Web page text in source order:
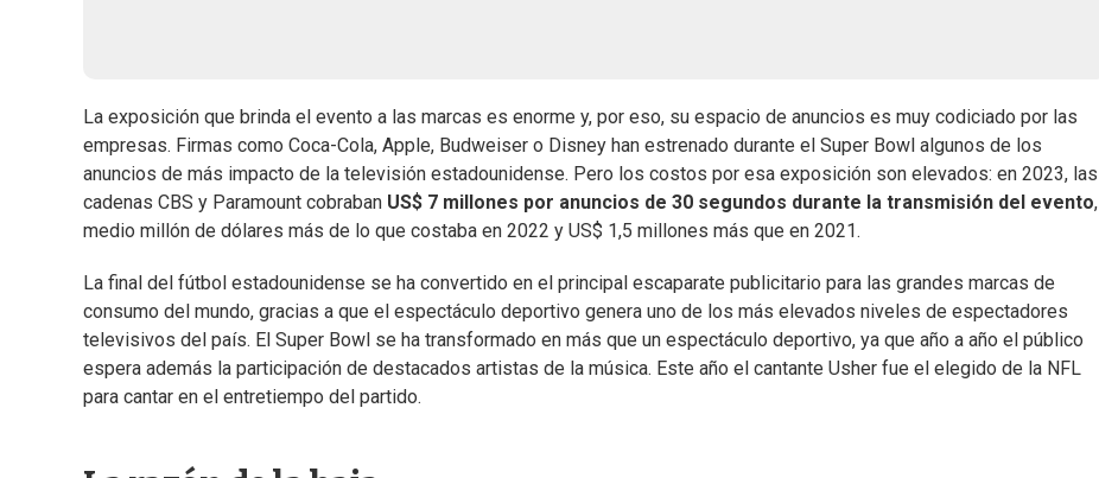
La exposición que brinda el evento a las marcas es enorme y, por eso, su espacio de anuncios es muy codiciado por las
empresas. Firmas como Coca-Cola, Apple, Budweiser o Disney han estrenado durante el Super Bowl algunos de los
anuncios de más impacto de la televisión estadounidense. Pero los costos por esa exposición son elevados: en 2023, las
cadenas CBS y Paramount cobraban US$ 7 millones por anuncios de 30 segundos durante la transmisión del evento,
medio millón de dólares más de lo que costaba en 2022 y US$ 1,5 millones más que en 2021.
La final del fútbol estadounidense se ha convertido en el principal escaparate publicitario para las grandes marcas de
consumo del mundo, gracias a que el espectáculo deportivo genera uno de los más elevados niveles de espectadores
televisivos del país. El Super Bowl se ha transformado en más que un espectáculo deportivo, ya que año a año el público
espera además la participación de destacados artistas de la música. Este año el cantante Usher fue el elegido de la NFL
para cantar en el entretiempo del partido.